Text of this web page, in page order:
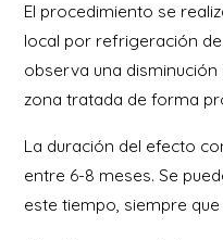
El procedimiento se
local por refrigeración
observa una
zona tratada de forma
La duración del efecto
entre 6-8 meses. Se
este tiempo, siempre